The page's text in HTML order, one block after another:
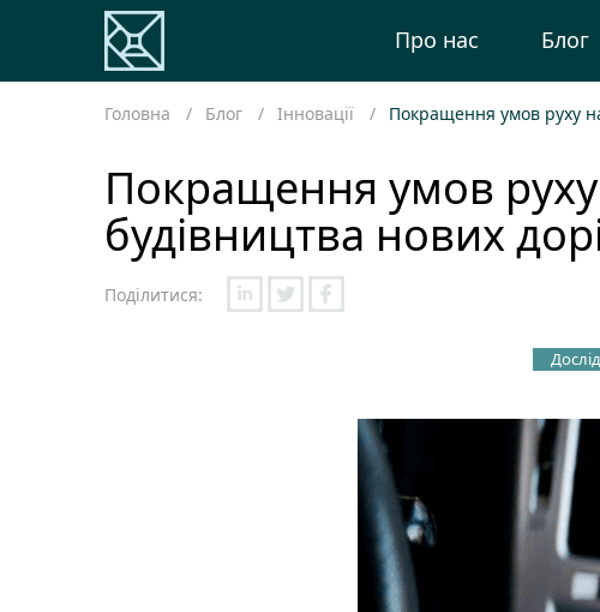
Про нас Блог
Головна Блог Інновації Покращення умов руху
Покращення умов
будівництва нових
Поділитися: